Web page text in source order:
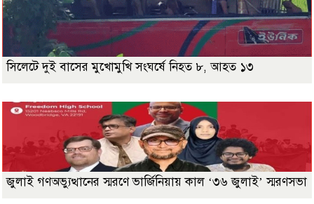
সিলেটে দুই বাসের মুখোমুখি সংঘর্ষে নিহত ৮, আহত ১৩
জুলাই গণঅভ্যুত্থানের স্মরণে ভার্জিনিয়ায় কাল ‘৩৬ জুলাই’ স্মরণসভা